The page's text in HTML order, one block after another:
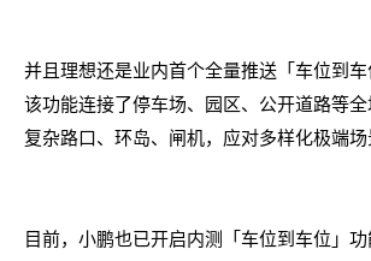
并且理想还是业内首个全量推送「车位到车
该功能连接了停车场、园区、公开道路等
复杂路口、环岛、闸机，应对多样化极端场
目前，小鹏也已开启内测「车位到车位」